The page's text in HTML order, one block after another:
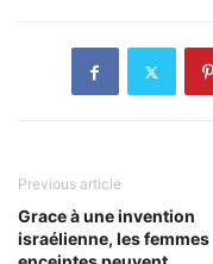
Previous article
Grace à une invention
israélienne, les femmes